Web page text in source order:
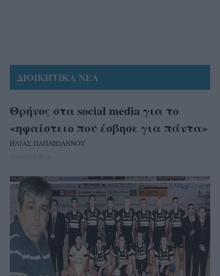
ΔΙΟΙΚΗΤΙΚΑ ΝΕΑ
Θρήνος στα social media για το
«ηφαίστειο που έσβησε για πάντα»
ΗΛΙΑΣ ΠΑΠΑΪΩΑΝΝΟΥ